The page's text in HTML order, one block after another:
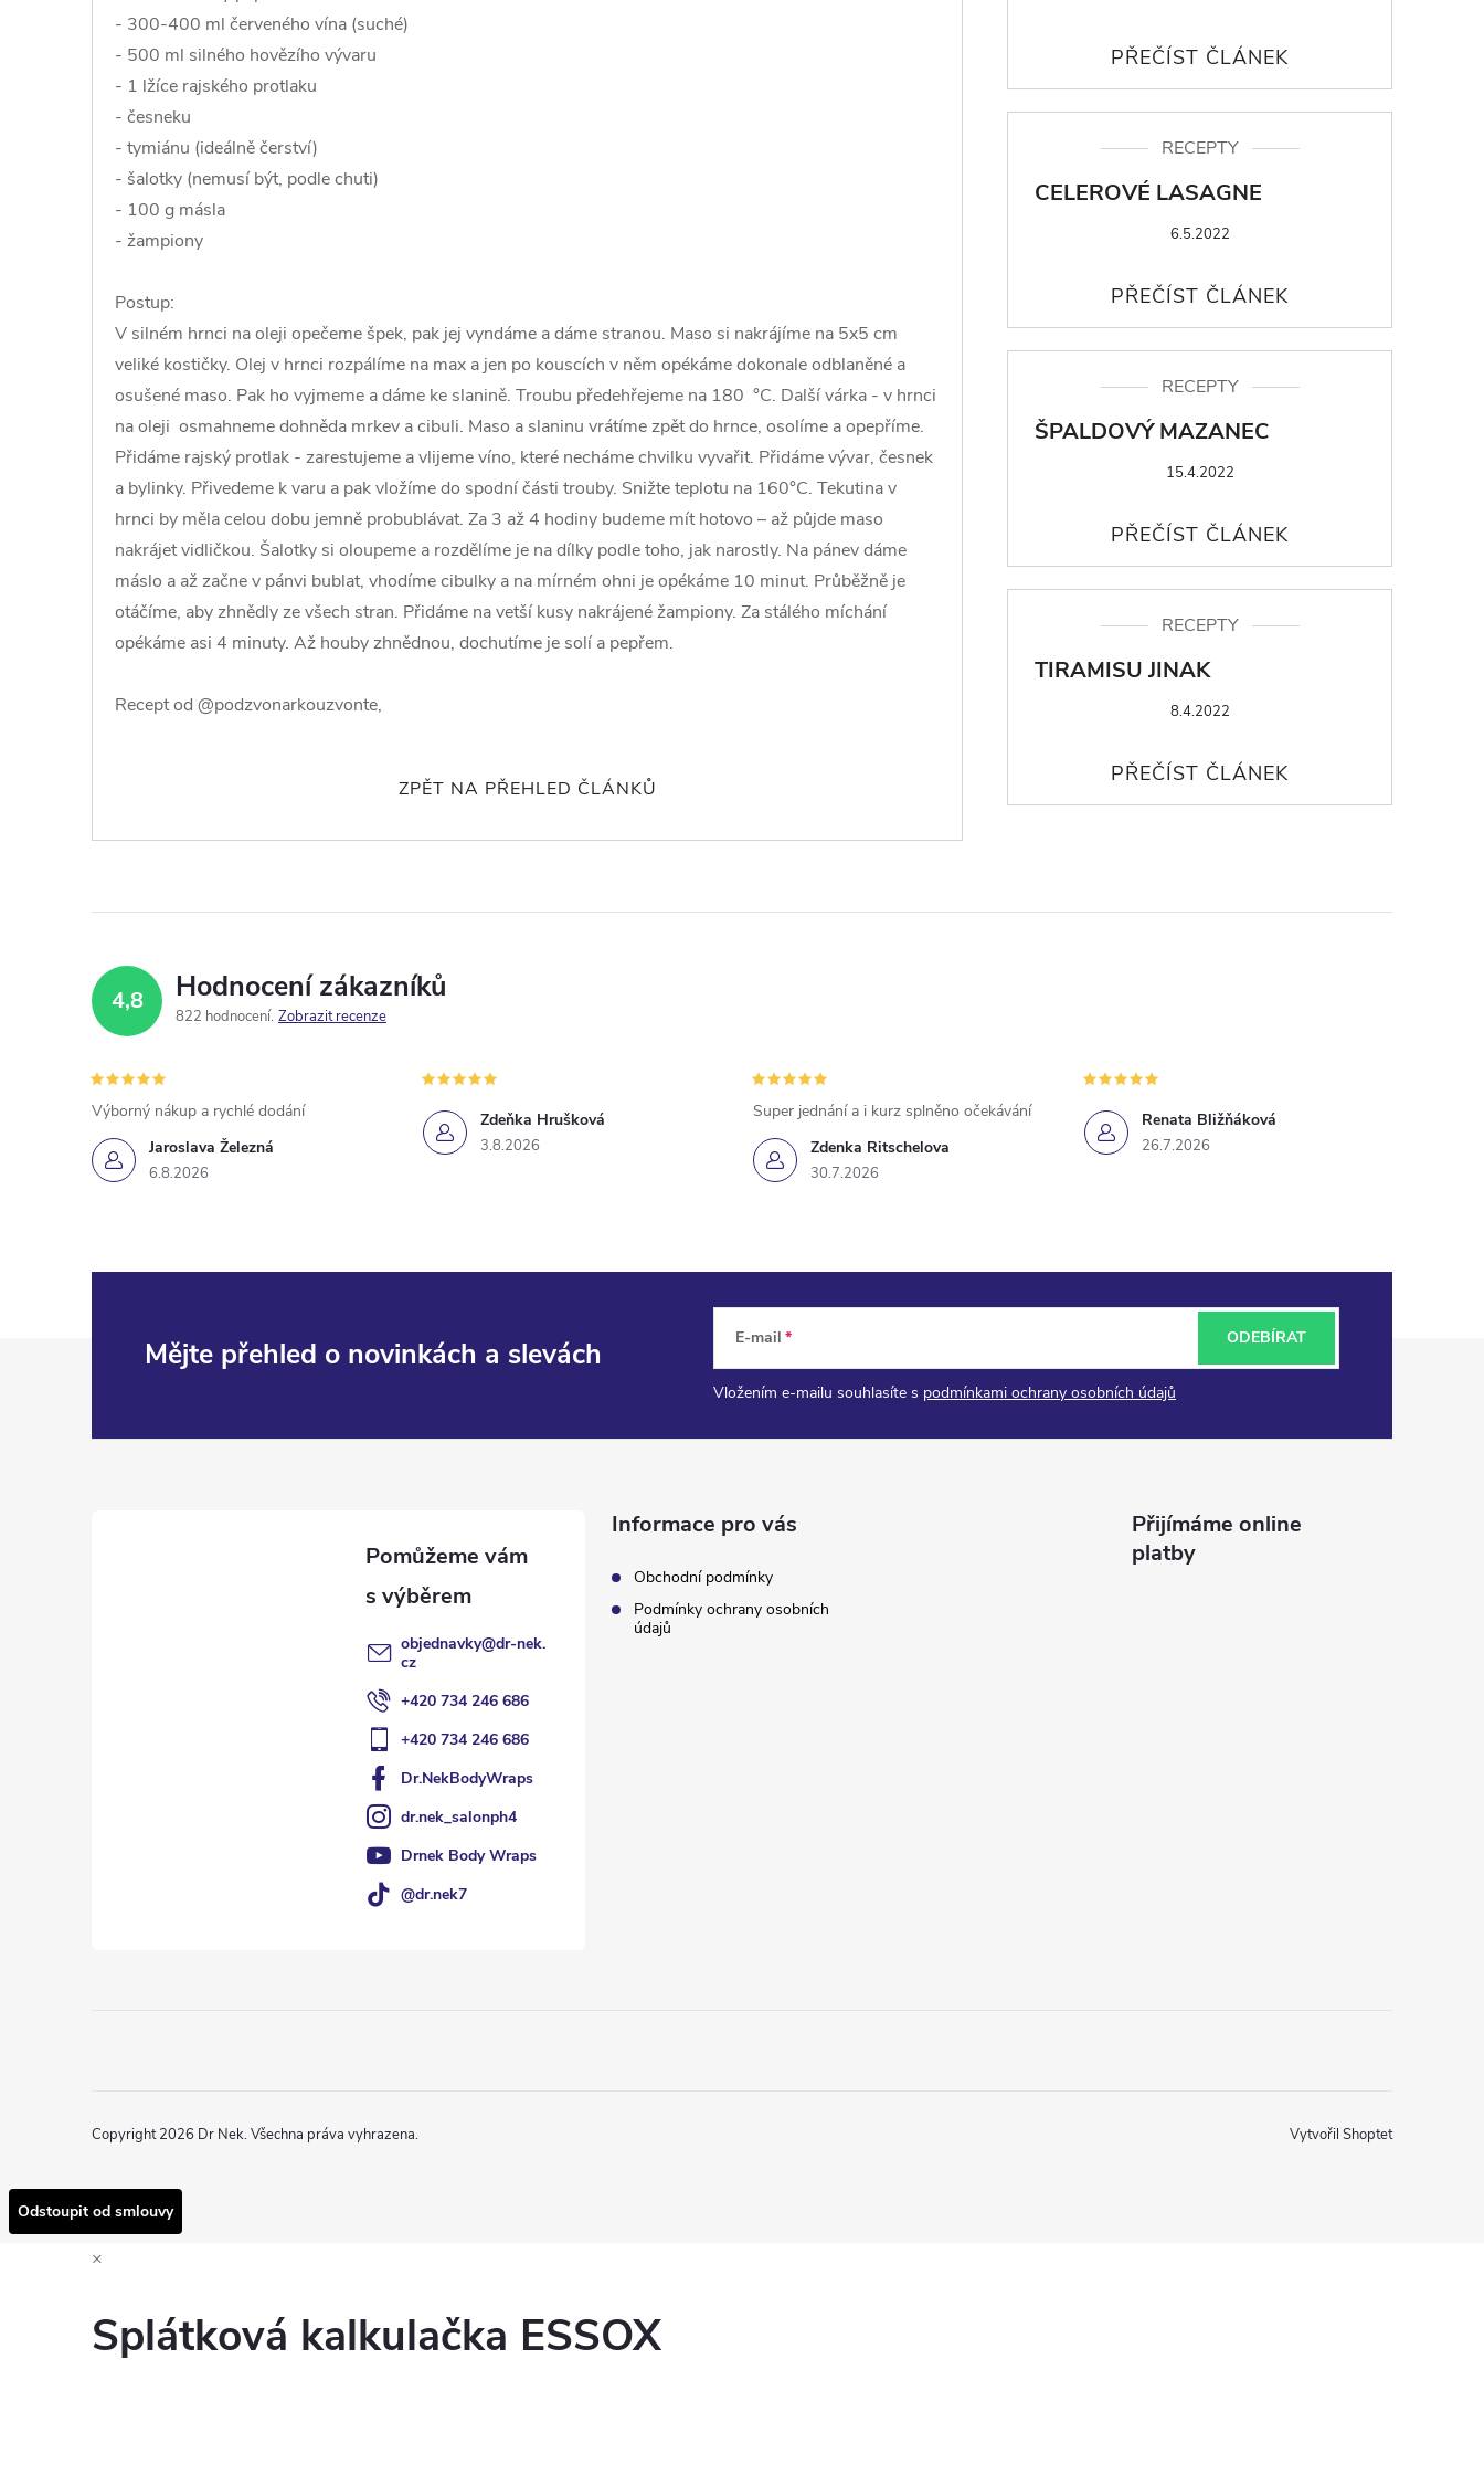
- 300-400 ml červeného vína (suché)
- 500 ml silného hovězího vývaru
- 1 lžíce rajského protlaku
- česneku
- tymiánu (ideálně čerství)
- šalotky (nemusí být, podle chuti)
- 100 g másla
- žampiony
Postup:
V silném hrnci na oleji opečeme špek, pak jej vyndáme a dáme stranou. Maso si nakrájíme na 5x5 cm
veliké kostičky. Olej v hrnci rozpálíme na max a jen po kouscích v něm opékáme dokonale odblaněné a
osušené maso. Pak ho vyjmeme a dáme ke slanině. Troubu předehřejeme na 180 °C. Další várka - v hrnci
na oleji osmahneme dohněda mrkev a cibuli. Maso a slaninu vrátíme zpět do hrnce, osolíme a opepříme.
Přidáme rajský protlak - zarestujeme a vlijeme víno, které necháme chvilku vyvařit. Přidáme vývar, česnek
a bylinky. Přivedeme k varu a pak vložíme do spodní části trouby. Snižte teplotu na 160°C. Tekutina v
hrnci by měla celou dobu jemně probublávat. Za 3 až 4 hodiny budeme mít hotovo – až půjde maso
nakrájet vidličkou. Šalotky si oloupeme a rozdělíme je na dílky podle toho, jak narostly. Na pánev dáme
máslo a až začne v pánvi bublat, vhodíme cibulky a na mírném ohni je opékáme 10 minut. Průběžně je
otáčíme, aby zhnědly ze všech stran. Přidáme na vetší kusy nakrájené žampiony. Za stálého míchání
opékáme asi 4 minuty. Až houby zhnědnou, dochutíme je solí a pepřem.
Recept od @podzvonarkouzvonte,
ZPĚT NA PŘEHLED ČLÁNKŮ
RECEPTY
CELEROVÉ LASAGNE
6.5.2022
RECEPTY
ŠPALDOVÝ MAZANEC
15.4.2022
RECEPTY
TIRAMISU JINAK
8.4.2022
4,8 Hodnocení zákazníků
822 hodnocení Zobrazit recenze
Jaroslava Železná
6.8.2026
Výborný nákup a rychlé dodání Zdeňka Hrušková
3.8.2026 Zdenka Ritschelova
30.7.2026
Super jednání a i kurz splněno očekávání Renata Bližňáková
26.7.2026
Mějte přehled o novinkách a slevách E-mail
Vložením e-mailu souhlasíte s podmínkami ochrany osobních údajů
ODEBÍRAT
objednavky@dr-nek.
cz
+420 734 246 686
+420 734 246 686
Dr.NekBodyWraps
dr.nek_salonph4
Drnek Body Wraps
@dr.nek7
Informace pro vás
Obchodní podmínky
Podmínky ochrany osobních
údajů
Přijímáme online
platby
Vytvořil Shoptet
Copyright 2026 Dr Nek. Všechna práva vyhrazena.
Odstoupit od smlouvy
×
Splátková kalkulačka ESSOX